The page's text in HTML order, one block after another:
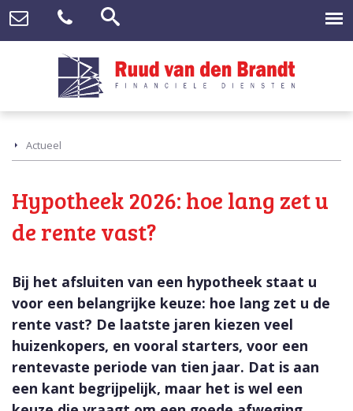
Actueel
Hypotheek 2026: hoe lang zet u
de rente vast?
Bij het afsluiten van een hypotheek staat u
voor een belangrijke keuze: hoe lang zet u de
rente vast? De laatste jaren kiezen veel
huizenkopers, en vooral starters, voor een
rentevaste periode van tien jaar. Dat is aan
een kant begrijpelijk, maar het is wel een